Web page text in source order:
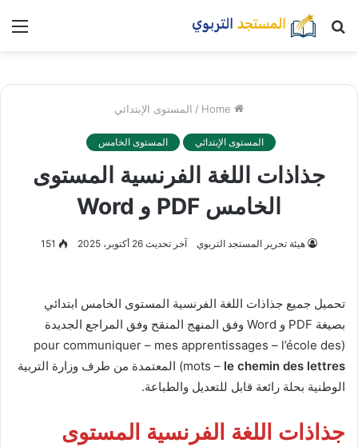
بحث
/ المستوى الإبتدائي
المستوى الإبتدائي المستوى الخامس
جذاذات اللغة الفرنسية المستوى
الخامس PDF و Word
هيئة تحرير المستجد التربوي آخر تحديث 26 أكتوبر، 2025 151
تحميل جميع جذاذات اللغة الفرنسية المستوى الخامس ابتدائي
بصيغة PDF و Word وفق المنهج المنقح وفق المراجع الجديدة
(pour communiquer – mes apprentissages – l’école des
mots – le chemin des lettres
) المعتمدة من طرف وزارة التربية
الوطنية بحلة رائعة قابل للتعديل والطباعة.
جذاذات اللغة الفرنسية المستوى